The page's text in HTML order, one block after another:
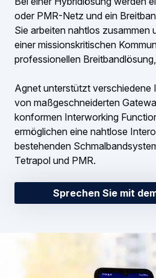
oder PMR-Netz und ein
Sie arbeiten nahtlos zusammen
einer missionskritischen
professionellen
Agnet unterstützt verschiedene
von maßgeschneiderten
konformen Interworking
ermöglichen eine nahtlose
bestehenden
Tetrapol und PMR.
Sprechen Sie mit